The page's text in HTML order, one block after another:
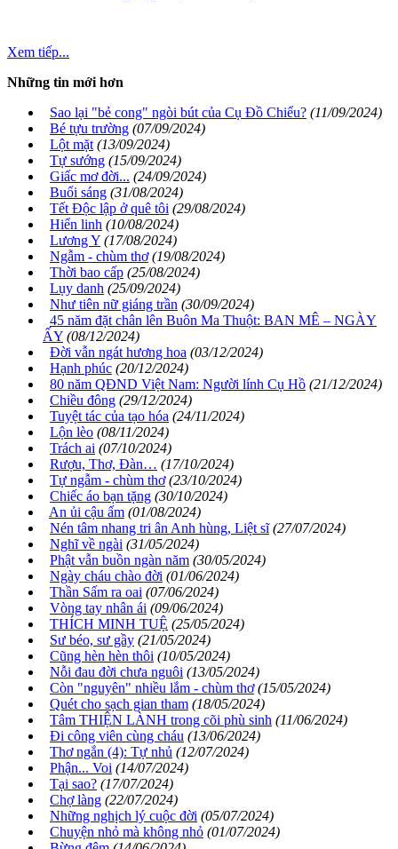
Xem tiếp...
Những tin mới hơn
Sao lại "bẻ cong" ngòi bút của Cụ Đồ Chiểu? (11/09/2024)
Bé tựu trường (07/09/2024)
Lột mặt (13/09/2024)
Tự sướng (15/09/2024)
Giấc mơ đời... (24/09/2024)
Buổi sáng (31/08/2024)
Tết Độc lập ở quê tôi (29/08/2024)
Hiển linh (10/08/2024)
Lương Y (17/08/2024)
Ngẫm - chùm thơ (19/08/2024)
Thời bao cấp (25/08/2024)
Lụy danh (25/09/2024)
Như tiên nữ giáng trần (30/09/2024)
45 năm đặt chân lên Buôn Ma Thuột: BAN MÊ – NGÀY
ẤY (08/12/2024)
Đời vẫn ngát hương hoa (03/12/2024)
Hạnh phúc (20/12/2024)
80 năm QĐND Việt Nam: Người lính Cụ Hồ (21/12/2024)
Chiều đông (29/12/2024)
Tuyệt tác của tạo hóa (24/11/2024)
Lộn lèo (08/11/2024)
Trách ai (07/10/2024)
Rượu, Thơ, Đàn… (17/10/2024)
Tự ngẫm - chùm thơ (23/10/2024)
Chiếc áo bạn tặng (30/10/2024)
An ủi cậu ấm (01/08/2024)
Nén tâm nhang tri ân Anh hùng, Liệt sĩ (27/07/2024)
Nghĩ về ngài (31/05/2024)
Phật vẫn buồn ngàn năm (30/05/2024)
Ngày cháu chào đời (01/06/2024)
Thần Sấm ra oai (07/06/2024)
Vòng tay nhân ái (09/06/2024)
THÍCH MINH TUỆ (25/05/2024)
Sư béo, sư gầy (21/05/2024)
Cũng hèn hèn thôi (10/05/2024)
Nỗi đau đời chưa nguôi (13/05/2024)
Còn "nguyên" nhiều lắm - chùm thơ (15/05/2024)
Quét cho sạch gian tham (18/05/2024)
Tâm THIỆN LÀNH trong cõi phù sinh (11/06/2024)
Đi công viên cùng cháu (13/06/2024)
Thơ ngắn (4): Tự nhủ (12/07/2024)
Phận... Voi (14/07/2024)
Tại sao? (17/07/2024)
Chợ làng (22/07/2024)
Những nghịch lý cuộc đời (05/07/2024)
Chuyện nhỏ mà không nhỏ (01/07/2024)